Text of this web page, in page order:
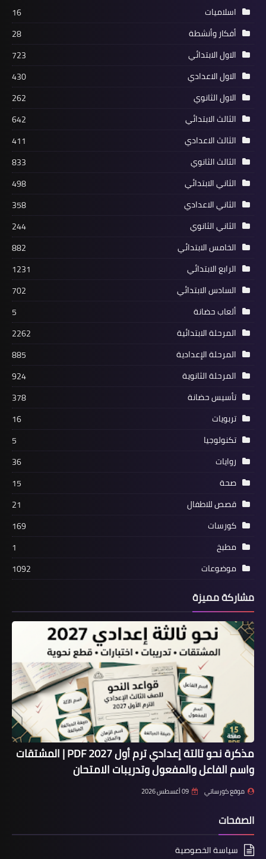
اسلاميات
16
أفكار وأنشطة
28
الاول الابتدائي
723
الاول الاعدادي
430
الاول الثانوي
262
الثالث الابتدائي
642
الثالث الاعدادي
411
الثالث الثانوي
833
الثاني الابتدائي
498
الثاني الاعدادي
358
الثاني الثانوي
244
الخامس الابتدائي
882
الرابع الابتدائي
1231
السادس الابتدائي
702
ألعاب حضانة
5
المرحلة الابتدائية
2262
المرحلة الإعدادية
885
المرحلة الثانوية
924
تأسيس حضانة
378
تربويات
16
تكنولوجيا
5
روايات
36
صحة
15
قصص للاطفال
21
كورسات
169
مطبخ
1
موضوعات
1092
مشاركة مميزة
مذكرة نحو تالتة إعدادي ترم أول 2027 PDF | المشتقات
واسم الفاعل والمفعول وتدريبات الامتحان
موقع كورساتي 09 أغسطس 2026
الصفحات
سياسة الخصوصية